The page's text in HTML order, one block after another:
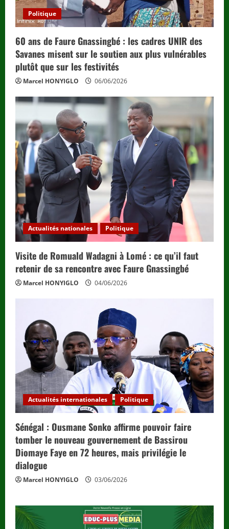
Politique
60 ans de Faure Gnassingbé : les cadres UNIR des
Savanes misent sur le soutien aux plus vulnérables
plutôt que sur les festivités
Marcel HONYIGLO 06/06/2026
Actualités nationales Politique
Visite de Romuald Wadagni à Lomé : ce qu’il faut
retenir de sa rencontre avec Faure Gnassingbé
Marcel HONYIGLO 04/06/2026
Actualités internationales Politique
Sénégal : Ousmane Sonko affirme pouvoir faire
tomber le nouveau gouvernement de Bassirou
Diomaye Faye en 72 heures, mais privilégie le
dialogue
Marcel HONYIGLO 03/06/2026